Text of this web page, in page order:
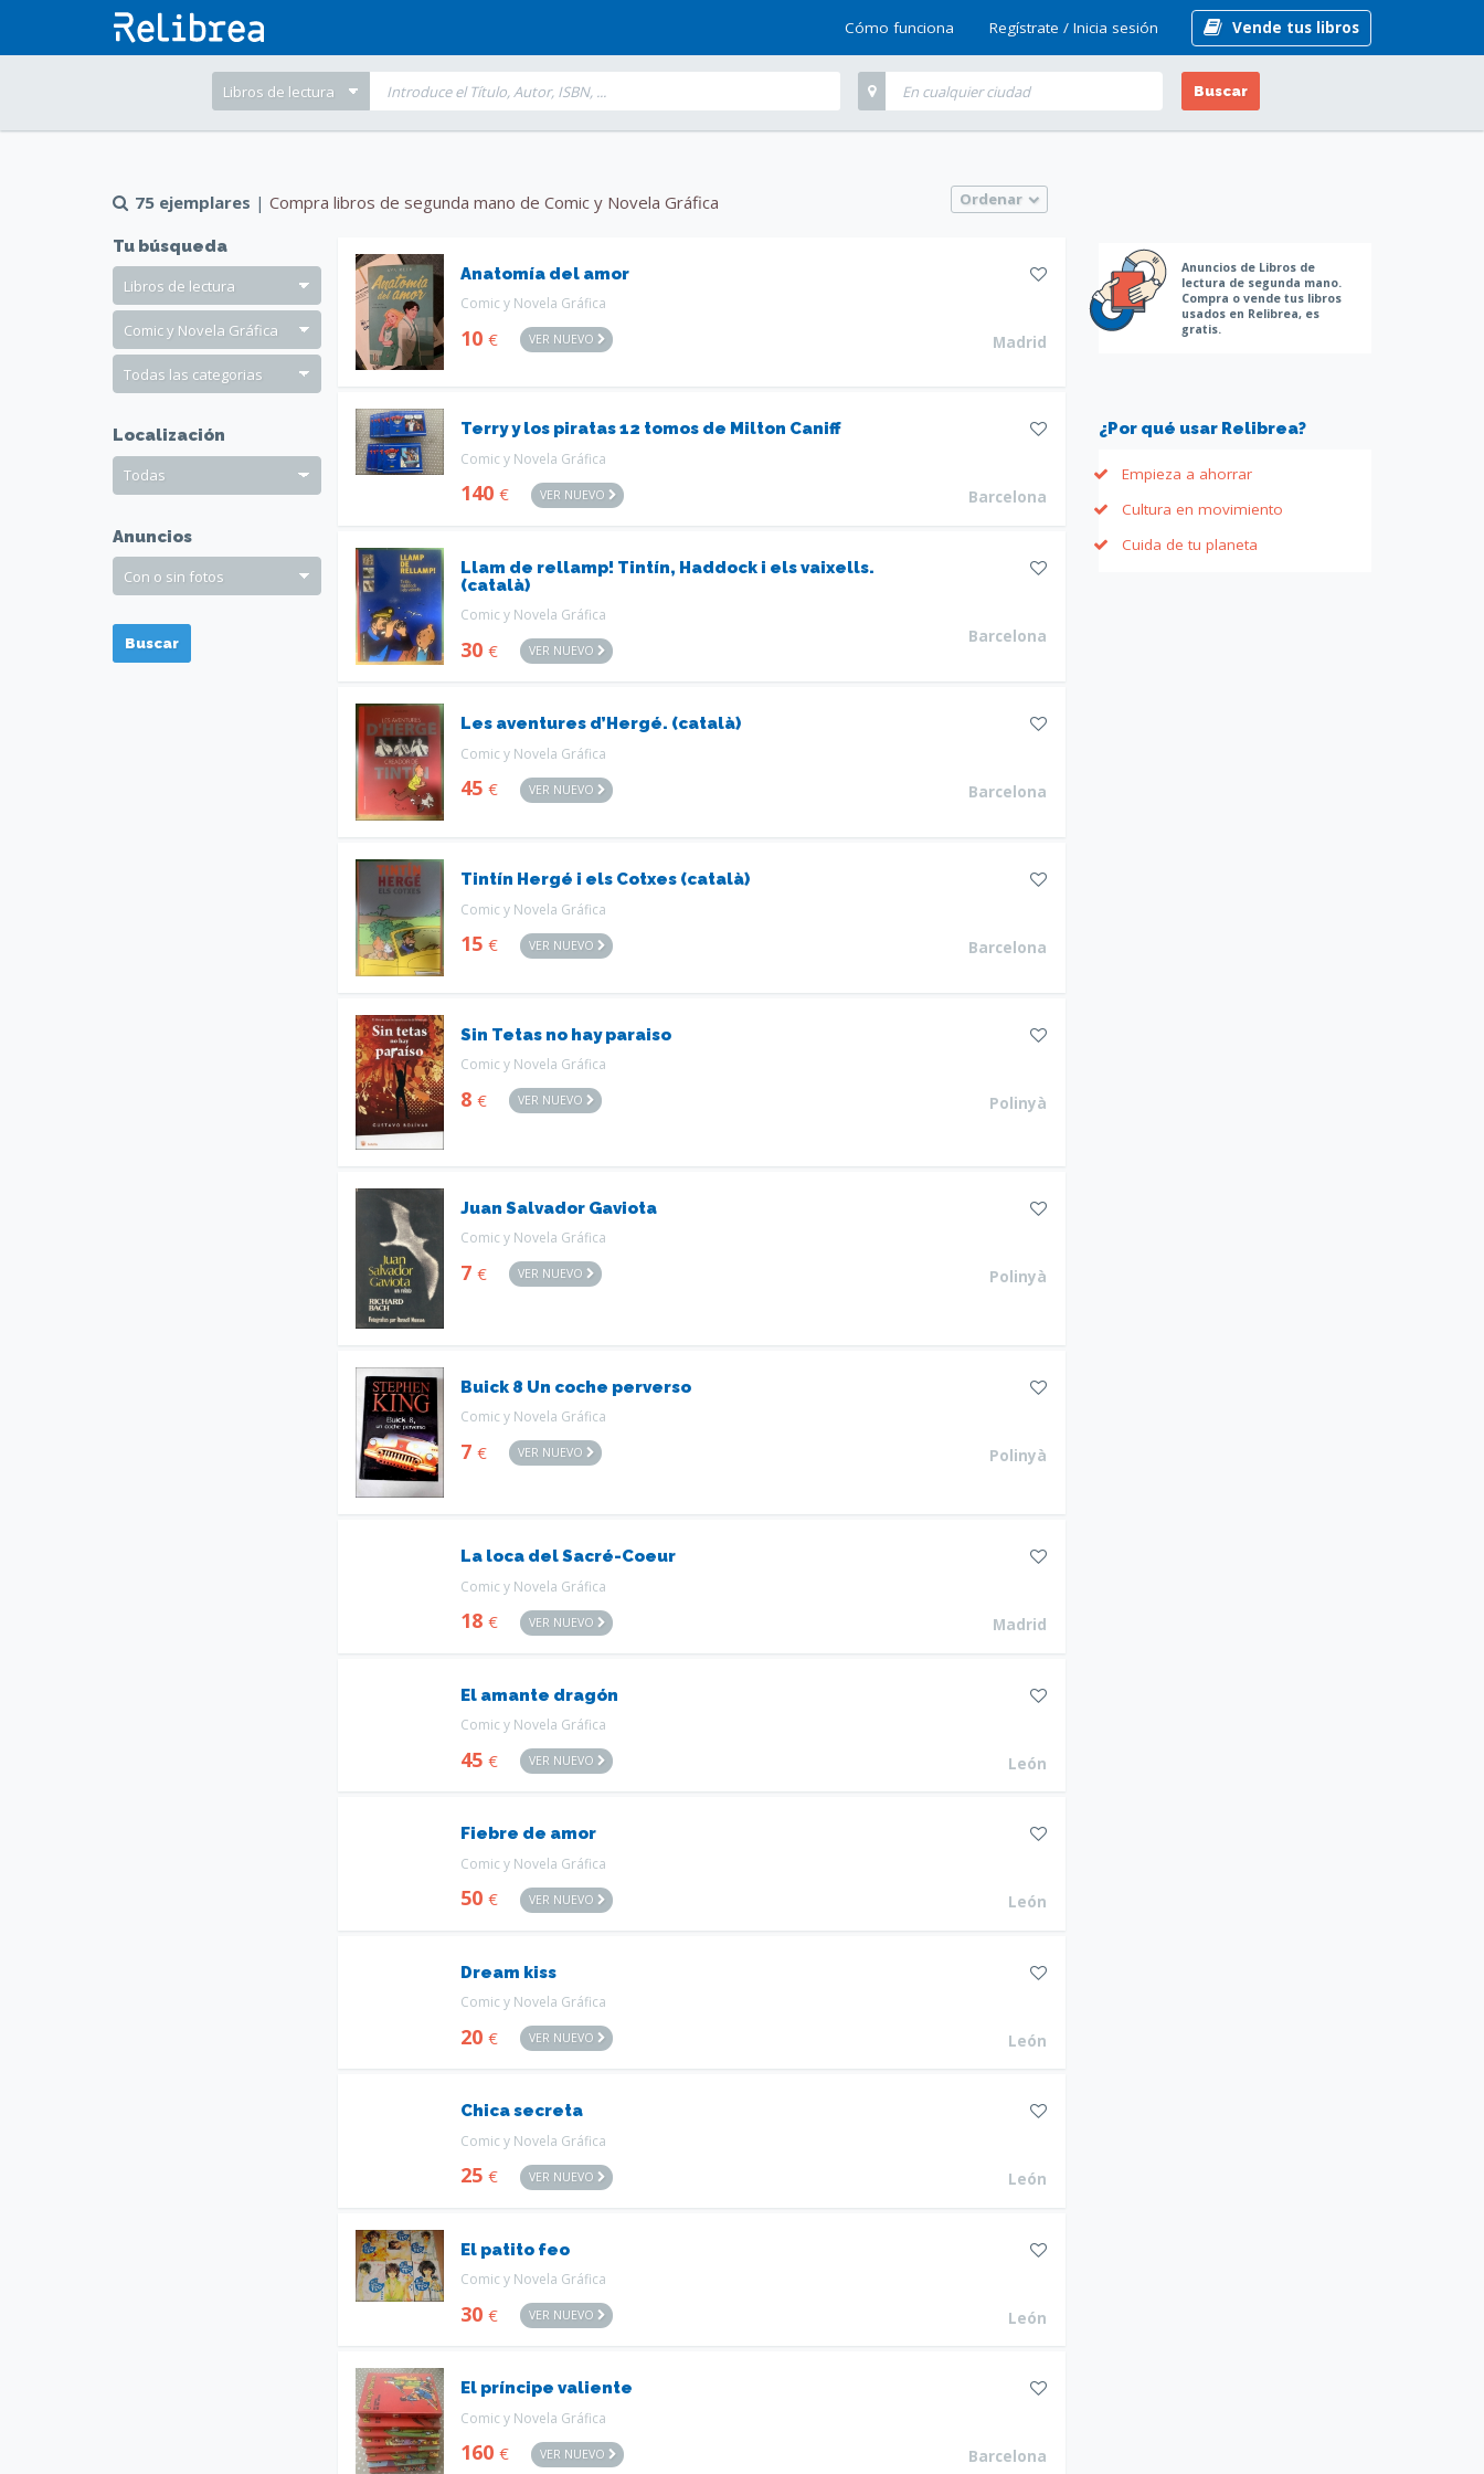
Cómo funciona Regístrate / Inicia sesión Vende tus libros
Buscar
75 ejemplares | Compra libros de segunda mano de Comic y Novela Gráfica Ordenar
Tu búsqueda
Localización
Anuncios
Buscar
Anatomía del amor
Comic y Novela Gráfica
10 € VER NUEVO Madrid
Terry y los piratas 12 tomos de Milton Caniff
Comic y Novela Gráfica
140 € VER NUEVO Barcelona
Llam de rellamp! Tintín, Haddock i els vaixells.
(català)
Comic y Novela Gráfica
30 € VER NUEVO
Barcelona
Les aventures d’Hergé. (català)
Comic y Novela Gráfica
45 € VER NUEVO Barcelona
Tintín Hergé i els Cotxes (català)
Comic y Novela Gráfica
15 € VER NUEVO Barcelona
Sin Tetas no hay paraiso
Comic y Novela Gráfica
8 € VER NUEVO Polinyà
Juan Salvador Gaviota
Comic y Novela Gráfica
7 € VER NUEVO Polinyà
Buick 8 Un coche perverso
Comic y Novela Gráfica
7 € VER NUEVO Polinyà
La loca del Sacré-Coeur
Comic y Novela Gráfica
18 € VER NUEVO Madrid
El amante dragón
Comic y Novela Gráfica
45 € VER NUEVO León
Fiebre de amor
Comic y Novela Gráfica
50 € VER NUEVO León
Dream kiss
Comic y Novela Gráfica
20 € VER NUEVO León
Chica secreta
Comic y Novela Gráfica
25 € VER NUEVO León
El patito feo
Comic y Novela Gráfica
30 € VER NUEVO León
El príncipe valiente
Comic y Novela Gráfica
160 € VER NUEVO Barcelona
Anuncios de Libros de
lectura de segunda mano.
Compra o vende tus libros
usados en Relibrea, es
gratis.
¿Por qué usar Relibrea?
Empieza a ahorrar
Cultura en movimiento
Cuida de tu planeta